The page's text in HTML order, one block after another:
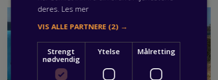
deres. Les mer
VIS ALLE PARTNERE (2) →
Strengt
nødvendig
Ytelse Målretting